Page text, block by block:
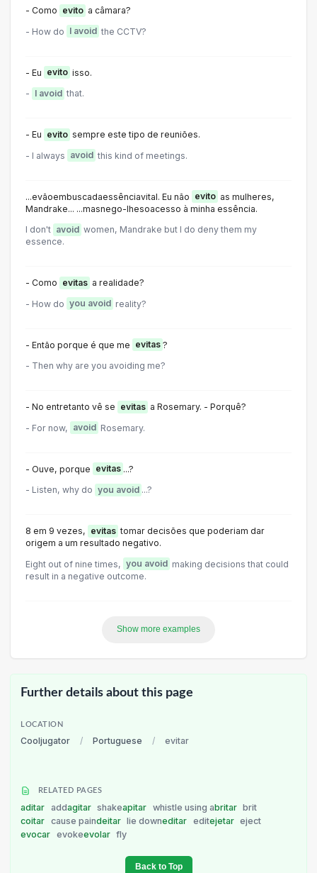
- Como evito a câmara?
- How do I avoid the CCTV?
- Eu evito isso.
- I avoid that.
- Eu evito sempre este tipo de reuniões.
- I always avoid this kind of meetings.
...evãoembuscadaessênciavital. Eu não evito as mulheres,
Mandrake... ...masnego-lhesoacesso à minha essência.
I don't avoid women, Mandrake but I do deny them my
essence.
- Como evitas a realidade?
- How do you avoid reality?
- Então porque é que me evitas ?
- Then why are you avoiding me?
- No entretanto vê se evitas a Rosemary. - Porquê?
- For now, avoid Rosemary.
- Ouve, porque evitas ...?
- Listen, why do you avoid ...?
8 em 9 vezes, evitas tomar decisões que poderiam dar
origem a um resultado negativo.
Eight out of nine times, you avoid making decisions that could
result in a negative outcome.
Show more examples
Further details about this page
LOCATION
Cooljugator / Portuguese / evitar
RELATED PAGES
aditar addagitar shakeapitar whistle using abritar brit
coitar cause paindeitar lie downeditar editejetar eject
evocar evokeevolar fly
Back to Top